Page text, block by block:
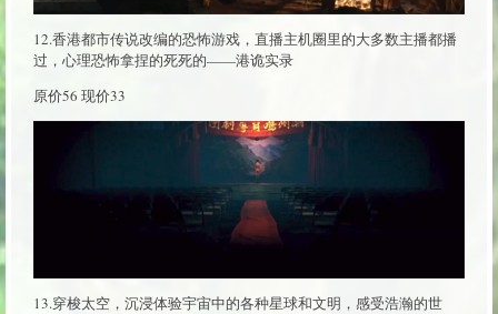
12.香港都市传说改编的恐怖游戏，直播主机圈里的大多数主播都播
过，心理恐怖拿捏的死死的——港诡实录
原价56 现价33
13.穿梭太空，沉浸体验宇宙中的各种星球和文明，感受浩瀚的世